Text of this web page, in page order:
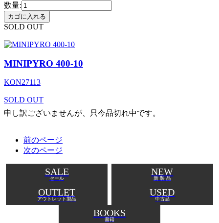
数量:
SOLD OUT
MINIPYRO 400-10
KON27113
SOLD OUT
申し訳ございませんが、只今品切れ中です。
前のページ
次のページ
SALE
セール
NEW
新 製 品
OUTLET
アウトレット製品
USED
中古品
BOOKS
書籍